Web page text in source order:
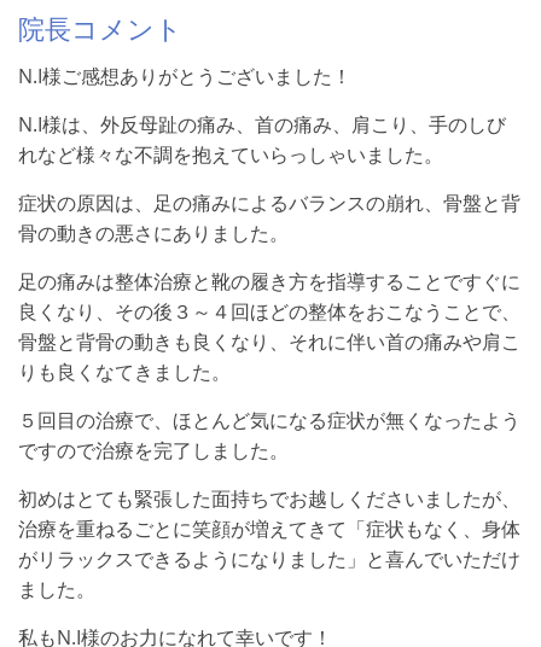
院長コメント
N.I様ご感想ありがとうございました！
N.I様は、外反母趾の痛み、首の痛み、肩こり、手のしび
れなど様々な不調を抱えていらっしゃいました。
症状の原因は、足の痛みによるバランスの崩れ、骨盤と背
骨の動きの悪さにありました。
足の痛みは整体治療と靴の履き方を指導することですぐに
良くなり、その後３～４回ほどの整体をおこなうことで、
骨盤と背骨の動きも良くなり、それに伴い首の痛みや肩こ
りも良くなてきました。
５回目の治療で、ほとんど気になる症状が無くなったよう
ですので治療を完了しました。
初めはとても緊張した面持ちでお越しくださいましたが、
治療を重ねるごとに笑顔が増えてきて「症状もなく、身体
がリラックスできるようになりました」と喜んでいただけ
ました。
私もN.I様のお力になれて幸いです！